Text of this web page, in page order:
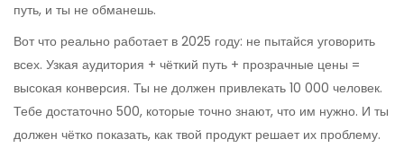
путь, и ты не обманешь.
Вот что реально работает в 2025 году: не пытайся уговорить
всех. Узкая аудитория + чёткий путь + прозрачные цены =
высокая конверсия. Ты не должен привлекать 10 000 человек.
Тебе достаточно 500, которые точно знают, что им нужно. И ты
должен чётко показать, как твой продукт решает их проблему.